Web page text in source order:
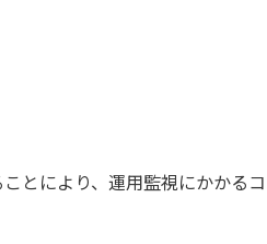
により、運用監視にかかるコ